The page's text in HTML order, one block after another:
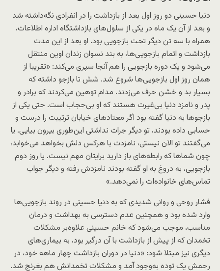
دنیا حسینی دو روز اول بعد از بازداشت را در انفرادی نگه‌داشته شد
و بعد از آن یک‌ ماه در یکی از سلول‌های بازداشتگاه اداره اطلاعات،
همراه با سه تن دیگر تحت بازجویی بود. او بعد از این مدت
بازداشت و اتمام بازجویی‌ها، به بند نسوان زندان اوین منتقل
می‌شود و یک دوره بازجویی را هم آنجا سپری می‌کند: «تقریبا از
همان روز اول بازجویی‌ها شروع شد. شش تا بازجو داشته که
بسیار بد و خشن حرف می‌زدند. مدام توهین می‌کردند که برادر و
پدر و نامزد دنیا بی‌غیرت هستند که او بی‌حجاب است. حتی یکی از
بازجوها به دنیا گفته بود اگر معتادهای خیابان ترتیبت را درست و
حسابی داده بودند، تو دیگر جرات نداشتی این‌طوری بیرون بیایی. یا
می‌گفتند تو الان نیستی، نامزدت با هرکس دلش بخواهد می‌خوابد،
چون شماها که رابطه‌های باز دارید برایتان مهم نیست. یا روز دوم
بازجویی، به دروغ به او گفته بودند نامزدش رفته و دیگر جواب
تماس‌های خانواده‌ات را نمی‌دهد.»
فشار روحی و روانی شدیدی که به دنیا حسینی در روند بازجویی‌ها
وارد شده بود و همچنین عدم دسترسی به بهداشت و درمان
مناسب، موجب می‌شود که خانم حسینی علاوه‌بر مشکلات
تخمدان که از پیش از بازداشت با آن درگیر بود، به بیماری‌های
دیگری نیز مبتلا شود: «دنیا در دوران بازداشت چهار ماهه خود، در
رحمش یک توده به‌وجود آمد و مشکلات تخمدانش هم بغرنج شد.